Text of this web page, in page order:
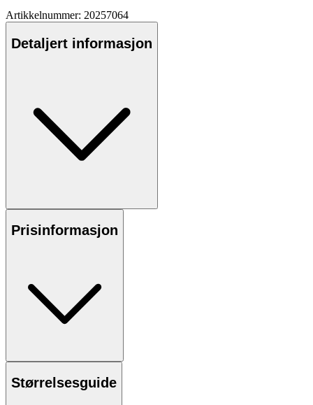
Artikkelnummer: 20257064
Detaljert informasjon
Prisinformasjon
Størrelsesguide